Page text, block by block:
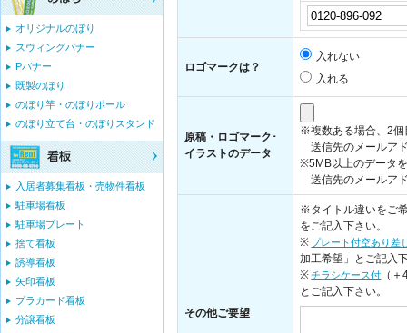
ロゴマークは？
入れない
入れる
原稿・ロゴマーク･
イラストのデータ
※複数ある場合、2個
送信先のメールア
※5MB以上のデータ
送信先のメールア
その他ご要望
※タイトル違いをご
をご記入下さい。
※ プレート付空あり差
加工希望」とご記入
※チラシケース付 （
とご記入下さい。
オリジナルのぼり
スウィングバナー
Pバナー
既製のぼり
のぼり竿・のぼりポール
のぼり立て台・のぼりスタンド
入居者募集看板・売物件看板
駐車場看板
駐車場プレート
捨て看板
誘導看板
矢印看板
プラカード看板
分譲看板